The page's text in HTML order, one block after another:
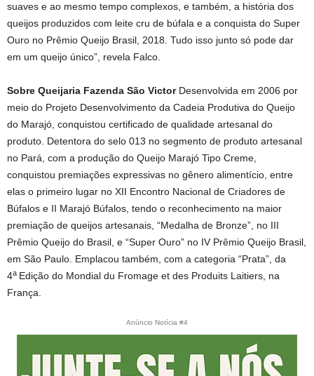
suaves e ao mesmo tempo complexos, e também, a história dos
queijos produzidos com leite cru de búfala e a conquista do Super
Ouro no Prêmio Queijo Brasil, 2018. Tudo isso junto só pode dar
em um queijo único”, revela Falco.
Sobre Queijaria Fazenda São VictorDesenvolvida em 2006 por
meio do Projeto Desenvolvimento da Cadeia Produtiva do Queijo
do Marajó, conquistou certificado de qualidade artesanal do
produto. Detentora do selo 013 no segmento de produto artesanal
no Pará, com a produção do Queijo Marajó Tipo Creme,
conquistou premiações expressivas no gênero alimentício, entre
elas o primeiro lugar no XII Encontro Nacional de Criadores de
Búfalos e II Marajó Búfalos, tendo o reconhecimento na maior
premiação de queijos artesanais, “Medalha de Bronze”, no III
Prêmio Queijo do Brasil, e “Super Ouro” no IV Prêmio Queijo Brasil,
em São Paulo. Emplacou também, com a categoria “Prata”, da
4a Edição do Mondial du Fromage et des Produits Laitiers, na
França.
Anúncio Notícia #4